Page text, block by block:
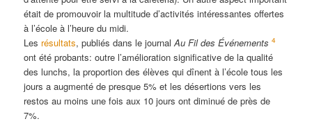
était de promouvoir la multitude d’activités intéressantes offertes
à l’école à l’heure du midi.
Les résultats, publiés dans le journalAu Fil des Événements 4
ont été probants: outre l’amélioration significative de la qualité
des lunchs, la proportion des élèves qui dînent à l’école tous les
jours a augmenté de presque 5% et les désertions vers les
restos au moins une fois aux 10 jours ont diminué de près de
7%.